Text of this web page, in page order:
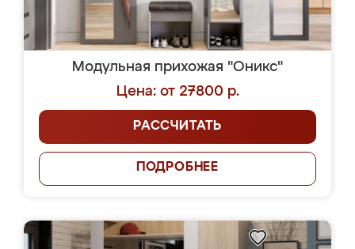
Модульная прихожая "Оникс"
Цена: от 27800 р.
РАССЧИТАТЬ
ПОДРОБНЕЕ